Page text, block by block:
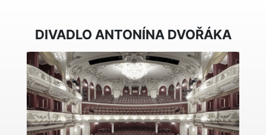
DIVADLO ANTONÍNA DVOŘÁKA